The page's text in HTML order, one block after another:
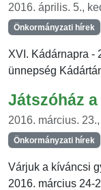
2016. április. 5.,
Önkormányzati hírek
XVI. Kádárnapra -
ünnepség
Játszóház
2016. március.
Önkormányzati hírek
Várjuk a kíváncsi
2016. március 24-